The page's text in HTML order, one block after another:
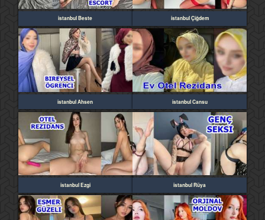
istanbul Beste istanbul Çiğdem
istanbul Ahsen istanbul Cansu
istanbul Ezgi istanbul Rüya